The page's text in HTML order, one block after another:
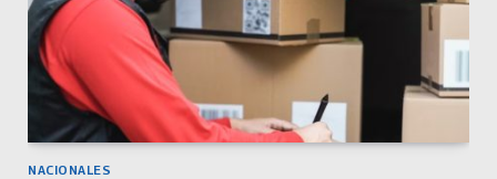
NACIONALES